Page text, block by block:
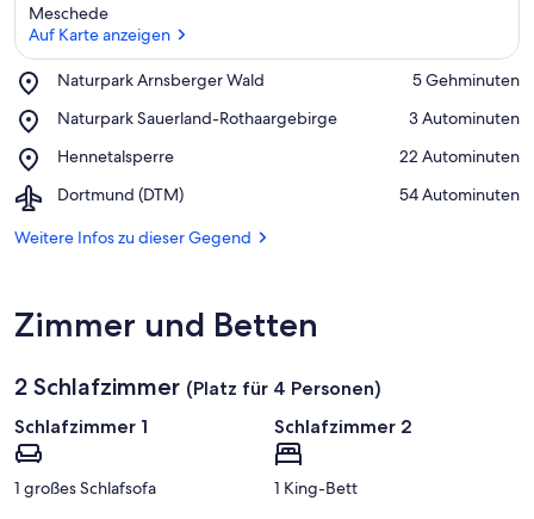
Meschede
Auf Karte anzeigen
Naturpark Arnsberger Wald
Place,
Arnsberger
‪5 Gehminuten‬
Naturpark Sauerland-Rothaargebirge
Place,
Sauerland-
‪3 Autominuten‬
Hennetalsperre
Place,
‪22 Autominuten‬
Dortmund (DTM)
Airport,
(DTM)
‪54 Autominuten‬
Weitere Infos zu dieser Gegend
Zimmer und Betten
2 Schlafzimmer (Platz für 4 Personen)
Schlafzimmer 1
1 großes Schlafsofa
Schlafzimmer 2
1 King-Bett